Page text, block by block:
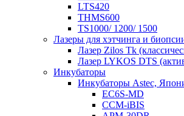
LTS420
THMS600
TS1000/ 1200/ 1500
Лазеры для хэтчинга и
Лазер Zilos Tk
Лазер LYKOS DTS
Инкубаторы
Инкубаторы Astec,
EC6S-MD
CCM-iBIS